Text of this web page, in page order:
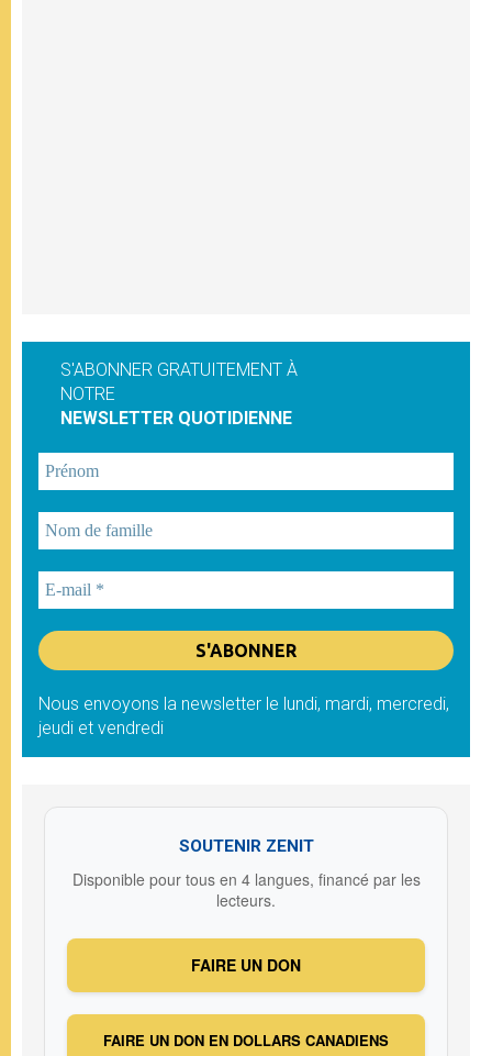
S'ABONNER GRATUITEMENT À
NOTRE
NEWSLETTER QUOTIDIENNE
Nous envoyons la newsletter le lundi, mardi, mercredi,
jeudi et vendredi
SOUTENIR ZENIT
Disponible pour tous en 4 langues, financé par les
lecteurs.
FAIRE UN DON
FAIRE UN DON EN DOLLARS CANADIENS